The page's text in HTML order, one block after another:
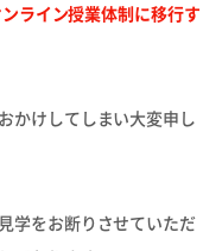
ライン授業体制に移行す
かけしてしまい大変申し
学をお断りさせていただ